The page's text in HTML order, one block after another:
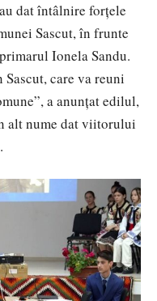
dat întâlnire forţele
Sascut, în frunte
Ionela Sandu.
care va reuni
a anunţat edilul,
alt nume dat viitorului